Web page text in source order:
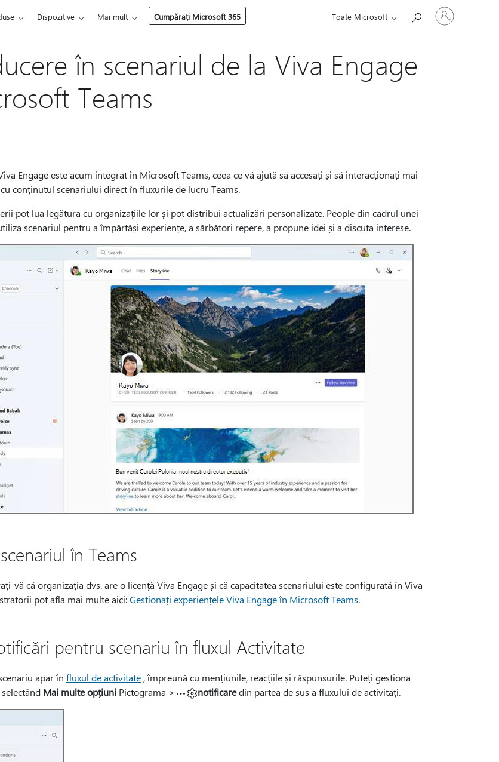
Dispozitive Mai mult Cumpărați Microsoft 365 Toate Microsoft
Conectați-
vă
în scenariul de la Viva Engage
Teams
Engage este acum integrat în Microsoft Teams, ceea ce vă ajută să accesați și să interacționați mai
conținutul scenariului direct în fluxurile de lucru Teams.
pot lua legătura cu organizațiile lor și pot distribui actualizări personalizate. People din cadrul unei
scenariul pentru a împărtăși experiențe, a sărbători repere, a propune idei și a discuta interese.
în Teams
vă că organizația dvs. are o licență Viva Engage și că capacitatea scenariului este configurată în Viva
pot afla mai multe aici:Gestionați experiențele Viva Engage în Microsoft Teams.
pentru scenariu în fluxul Activitate
apar în fluxul de activitate , împreună cu mențiunile, reacțiile și răspunsurile. Puteți gestiona
Mai multe opțiuni Pictograma > notificaredin partea de sus a fluxului de activități.